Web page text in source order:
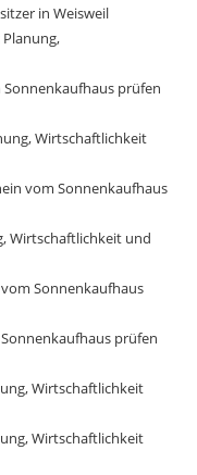
in Weisweil
Sonnenkaufhaus prüfen
Wirtschaftlichkeit
vom Sonnenkaufhaus
Wirtschaftlichkeit und
Sonnenkaufhaus
prüfen
Wirtschaftlichkeit
Wirtschaftlichkeit